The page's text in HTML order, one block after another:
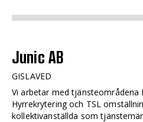
Junic AB
GISLAVED
Vi arbetar med tjänsteområdena
Hyrrekrytering och TSL
kollektivanställda som